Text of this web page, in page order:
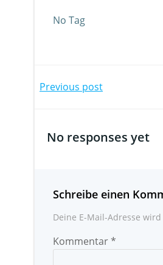
No Tag
Previous post
No responses yet
Schreibe einen
Deine E-Mail-Adresse
Kommentar*